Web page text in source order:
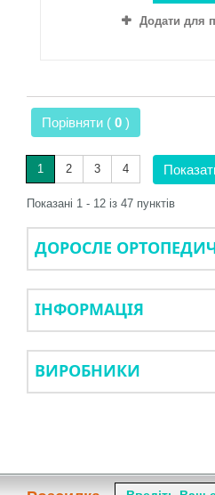
Додати для
Порівняти ( 0 )
1 2 3 4
Показані 1 - 12 із 47 пунктів
ДОРОСЛЕ
ІНФОРМАЦІЯ
ВИРОБНИКИ